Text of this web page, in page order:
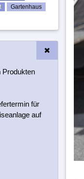
Gartenhaus
Produkten
für
auf